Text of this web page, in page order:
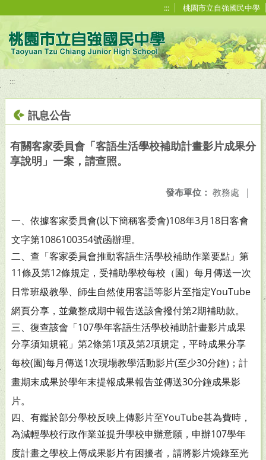
::: 桃園市立自強國民中學
:::
訊息公告
有關客家委員會「客語生活學校補助計畫影片成果分
享說明」一案，請查照。
發布單位： 教務處 |
一、依據客家委員會(以下簡稱客委會)108年3月18日客會
文字第1086100354號函辦理。
二、查「客家委員會推動客語生活學校補助作業要點」第
11條及第12條規定，受補助學校每校（園）每月傳送一次
日常班級教學、師生自然使用客語等影片至指定YouTube
網頁分享，並彙整成期中報告送該會撥付第2期補助款。
三、復查該會「107學年客語生活學校補助計畫影片成果
分享須知規範」第2條第1項及第2項規定，平時成果分享
每校(園)每月傳送1次現場教學活動影片(至少30分鐘)；計
畫期末成果於學年末提報成果報告並傳送30分鐘成果影
片。
四、有鑑於部分學校反映上傳影片至YouTube甚為費時，
為減輕學校行政作業並提升學校申辦意願，申辦107學年
度計畫之學校上傳成果影片有困擾者，請將影片燒錄至光